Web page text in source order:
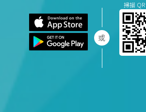
掃描